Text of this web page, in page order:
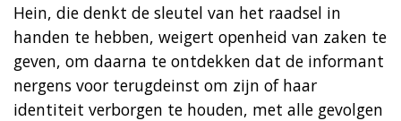
Hein, die denkt de sleutel van het raadsel in
handen te hebben, weigert openheid van zaken te
geven, om daarna te ontdekken dat de informant
nergens voor terugdeinst om zijn of haar
identiteit verborgen te houden, met alle gevolgen